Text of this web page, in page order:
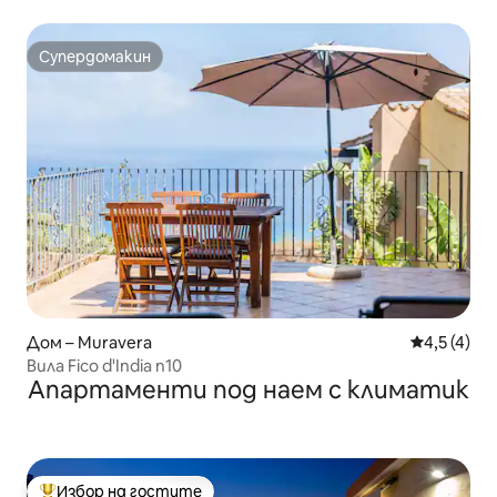
Супердомакин
Супердомакин
Дом – Muravera Средна
4,5 (4)
Вила Fico d'India n10
Апартаменти под наем с климатик
Избор на гостите